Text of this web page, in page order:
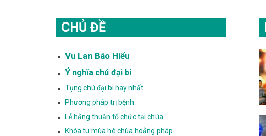
CHỦ ĐỀ
Vu Lan Báo Hiếu
Ý nghĩa chú đại bi
Tụng chú đại bi hay nhất
Phương pháp trị bệnh
Lễ hằng thuận tổ chức tại chùa
Khóa tu mùa hè chùa hoằng pháp